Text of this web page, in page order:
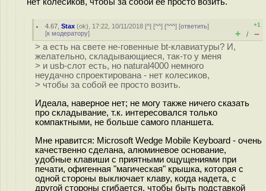
4.67 ,Stax (ok), 17:22, 10/11/2018 [^] [^^] [^^^] [ответить]
[к модератору]
+1
+ / –
> а есть на свете не-говенные bt-клавиатуры? И,
желательно, складывающиеся, так-то у меня
> и usb-слот есть, но natural4000 немного
неудачно спроектирована - нет колесиков,
> чтобы за собой ее просто возить.
Идеала, наверное нет; не могу также ничего сказать
про складывание, т.к. интересовался только
компактными, не больше самого планшета.
Мне нравится: Microsoft Wedge Mobile Keyboard - очень
качественно сделана, алюминевое основание,
удобные клавиши с приятными ощущениями при
печати, офигенная "магическая" крышка, которая с
одной стороны выключает клаву, когда надета, с
другой стороны сгибается, чтобы быть подставкой